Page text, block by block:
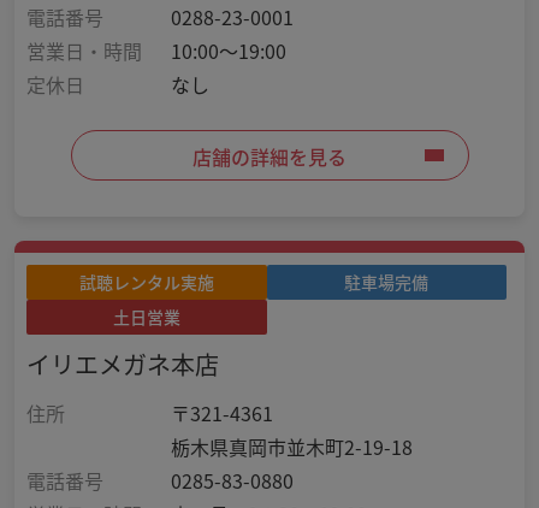
電話番号
0288-23-0001
営業日・時間
10:00～19:00
定休日
なし
店舗の詳細を見る
試聴レンタル実施
駐車場完備
土日営業
イリエメガネ本店
住所
〒321-4361
栃木県真岡市並木町2-19-18
電話番号
0285-83-0880